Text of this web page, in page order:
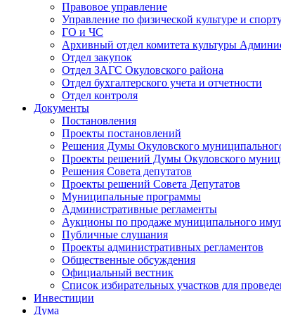
Правовое управление
Управление по физической культуре и
ГО и ЧС
Архивный отдел комитета культуры
Отдел закупок
Отдел ЗАГС Окуловского района
Отдел бухгалтерского учета и отчетности
Отдел контроля
Документы
Постановления
Проекты постановлений
Решения Думы Окуловского
Проекты решений Думы Окуловского
Решения Совета депутатов
Проекты решений Совета Депутатов
Муниципальные программы
Административные регламенты
Аукционы по продаже муниципального
Публичные слушания
Проекты административных регламентов
Общественные обсуждения
Официальный вестник
Список избирательных участков для
Инвестиции
Дума